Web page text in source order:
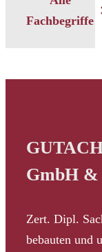
Fachbegriffe
GmbH
Zert. Dipl.
bebauten und